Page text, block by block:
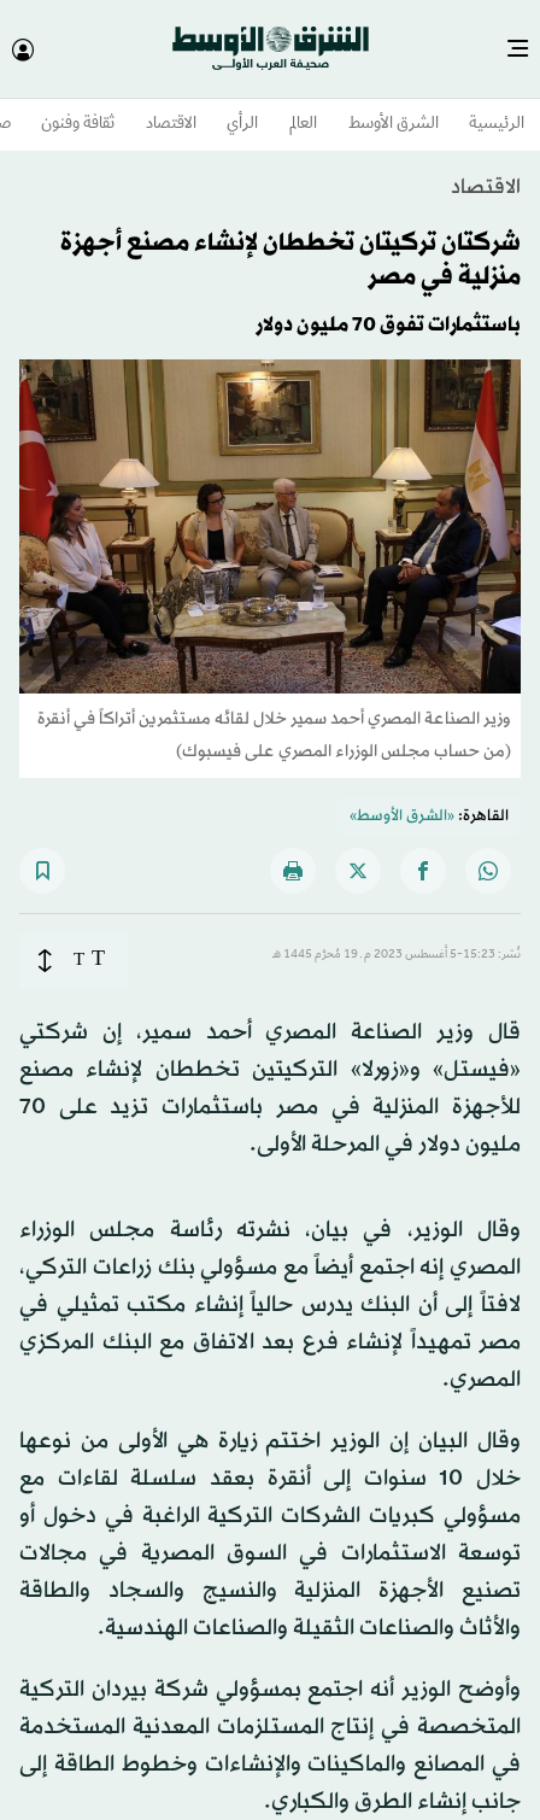
الرئيسية الشرق الأوسط​ العالم الرأي الاقتصاد ثقافة وفنون
الاقتصاد
شركتان تركيتان تخططان لإنشاء مصنع أجهزة
منزلية في مصر
باستثمارات تفوق 70 مليون دولار
وزير الصناعة المصري أحمد سمير خلال لقائه مستثمرين أتراكاً في أنقرة
(من حساب مجلس الوزراء المصري على فيسبوك)
القاهرة:«الشرق الأوسط»
نُشر: 15:23-5 أغسطس 2023 م ـ 19 مُحرَّم 1445 هـ T
T
قال وزير الصناعة المصري أحمد سمير، إن شركتي
«فيستل» و«زورلا» التركيتين تخططان لإنشاء مصنع
للأجهزة المنزلية في مصر باستثمارات تزيد على 70
مليون دولار في المرحلة الأولى.
وقال الوزير، في بيان، نشرته رئاسة مجلس الوزراء
المصري إنه اجتمع أيضاً مع مسؤولي بنك زراعات التركي،
لافتاً إلى أن البنك يدرس حالياً إنشاء مكتب تمثيلي في
مصر تمهيداً لإنشاء فرع بعد الاتفاق مع البنك المركزي
المصري.
وقال البيان إن الوزير اختتم زيارة هي الأولى من نوعها
خلال 10 سنوات إلى أنقرة بعقد سلسلة لقاءات مع
مسؤولي كبريات الشركات التركية الراغبة في دخول أو
توسعة الاستثمارات في السوق المصرية في مجالات
تصنيع الأجهزة المنزلية والنسيج والسجاد والطاقة
والأثاث والصناعات الثقيلة والصناعات الهندسية.
وأوضح الوزير أنه اجتمع بمسؤولي شركة بيردان التركية
المتخصصة في إنتاج المستلزمات المعدنية المستخدمة
في المصانع والماكينات والإنشاءات وخطوط الطاقة إلى
جانب إنشاء الطرق والكباري.